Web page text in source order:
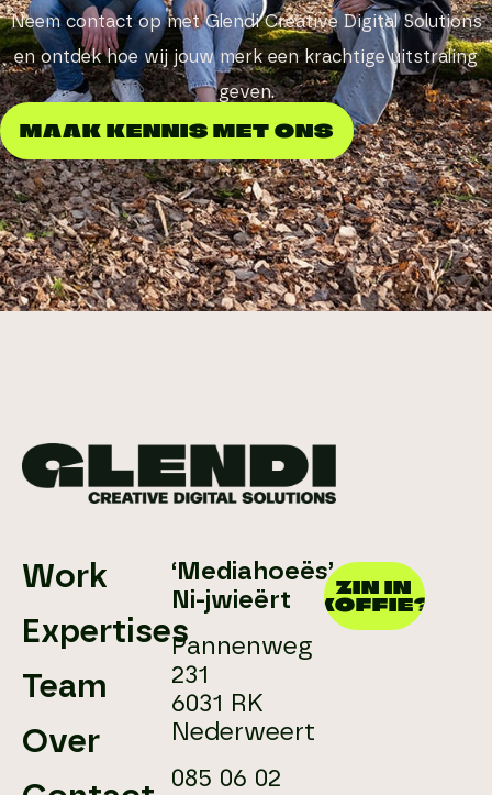
Neem contact op met Glendi Creative Digital Solutions
en ontdek hoe wij jouw merk een krachtige uitstraling
geven.
MAAK KENNIS MET ONS
Work
Expertises
Team
Over
‘Mediahoeës’
Ni-jwieërt
Pannenweg
231
6031 RK
Nederweert
085 06 02
ZIN IN
KOFFIE?